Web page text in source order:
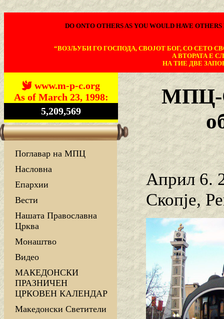
DO ONTO OTHERS AS YOU WOULD HAVE
“ВОЗЉУБИ ГО ГОСПОДА, СВОЈОТ БОГ, СО СЕТО
А ВТОРАТА Е
НА ТИЕ ДВЕ
www.m-p-c.org
As of March 23, 1998:
5,209,569
Поглавар на МПЦ
Насловна
Епархии
Вести
Нашата Православна
Црква
Монаштво
Видео
МАКЕДОНСКИ
ПРАЗНИЧЕН
ЦРКОВЕН КАЛЕНДАР
Македонски Светители
МПЦ-
Април 6.
Скопје,